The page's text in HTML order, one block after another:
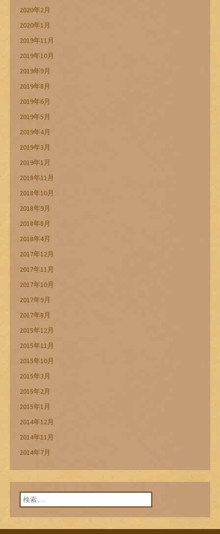
2020年2月
2020年1月
2019年11月
2019年10月
2019年9月
2019年8月
2019年6月
2019年5月
2019年4月
2019年3月
2019年1月
2018年11月
2018年10月
2018年9月
2018年8月
2018年4月
2017年12月
2017年11月
2017年10月
2017年9月
2017年8月
2015年12月
2015年11月
2015年10月
2015年3月
2015年2月
2015年1月
2014年12月
2014年11月
2014年7月
検索: